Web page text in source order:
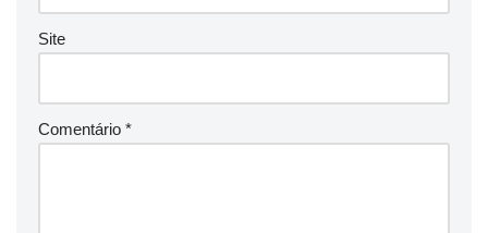
Site
Comentário *